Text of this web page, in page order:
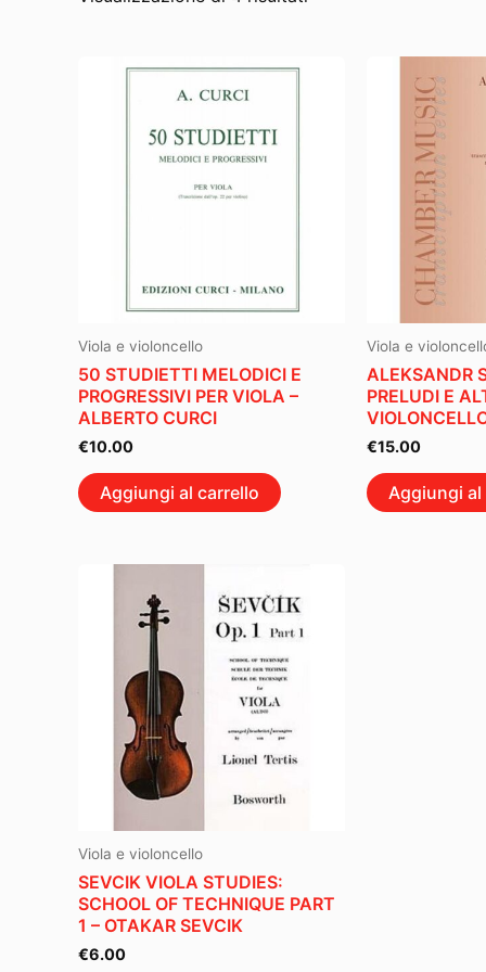
Viola e violoncello
50 STUDIETTI MELODICI E
PROGRESSIVI PER VIOLA –
ALBERTO CURCI
€10.00
Aggiungi al carrello
Viola e
ALEKSANDR
PRELUDI E
€15.00
Aggiungi al
Viola e violoncello
SEVCIK VIOLA STUDIES:
SCHOOL OF TECHNIQUE PART
1 – OTAKAR SEVCIK
€6.00